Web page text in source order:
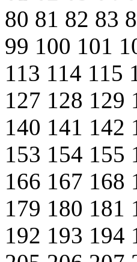
80 81 82 83
99 100 101
113 114 115
127 128 129
140 141 142
153 154 155
166 167 168
179 180 181
192 193 194